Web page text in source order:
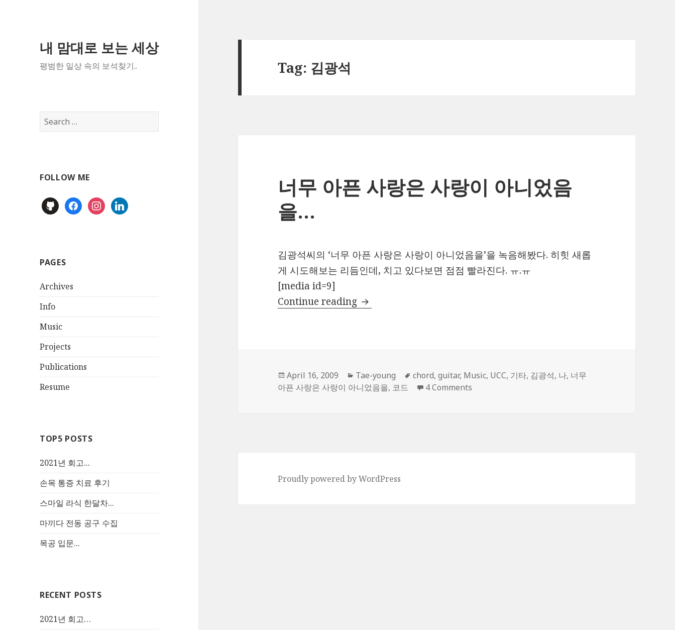
내 맘대로 보는 세상
평범한 일상 속의 보석찾기..
Search
for:
FOLLOW ME
githubfacebookinstagram
linkedin
PAGES
Archives
Info
Music
Projects
Publications
Resume
TOP5 POSTS
2021년 회고...
손목 통증 치료 후기
스마일 라식 한달차...
마끼다 전동 공구 수집
목공 입문...
RECENT POSTS
2021년 회고…
Tag: 김광석
너무 아픈 사랑은 사랑이 아니었음
을…
김광석씨의 ‘너무 아픈 사랑은 사랑이 아니었음을’을 녹음해봤다. 히힛 새롭
게 시도해보는 리듬인데, 치고 있다보면 점점 빨라진다. ㅠ.ㅠ
[media id=9]
Continue reading 너무 아픈 사랑은 사랑이 아니었음을…
Posted
on
April 16, 2009 Categories
Tae-young Tags
chord,guitar, Music, UCC, 기타, 김광석, 나, 너무
아픈 사랑은 사랑이 아니었음을, 코드 4 Comments
Proudly powered by WordPress